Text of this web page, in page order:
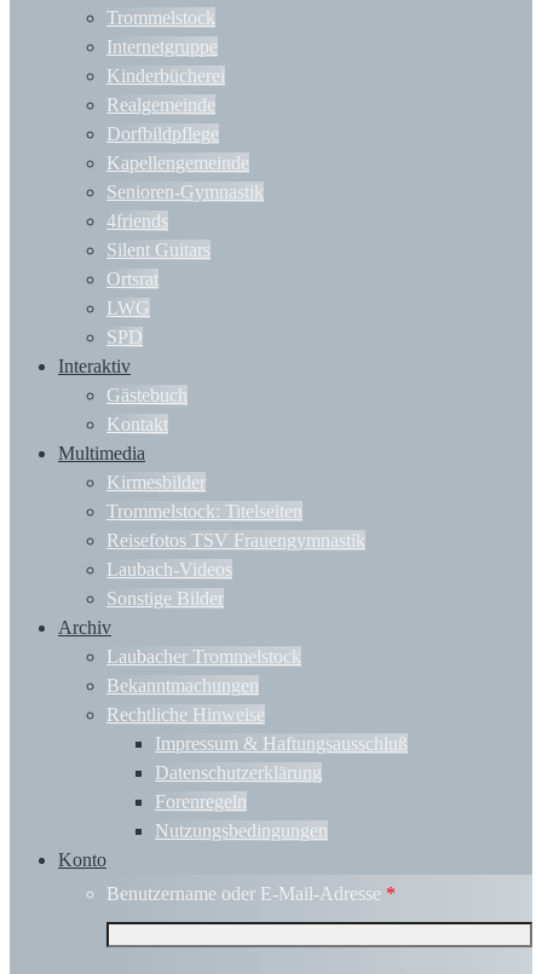
Trommelstock
Internetgruppe
Kinderbücherei
Realgemeinde
Dorfbildpflege
Kapellengemeinde
Senioren-Gymnastik
4friends
Silent Guitars
Ortsrat
LWG
SPD
Interaktiv
Gästebuch
Kontakt
Multimedia
Kirmesbilder
Trommelstock: Titelseiten
Reisefotos TSV Frauengymnastik
Laubach-Videos
Sonstige Bilder
Archiv
Laubacher Trommelstock
Bekanntmachungen
Rechtliche Hinweise
Impressum & Haftungsausschluß
Datenschutzerklärung
Forenregeln
Nutzungsbedingungen
Konto
Benutzername oder E-Mail-Adresse *